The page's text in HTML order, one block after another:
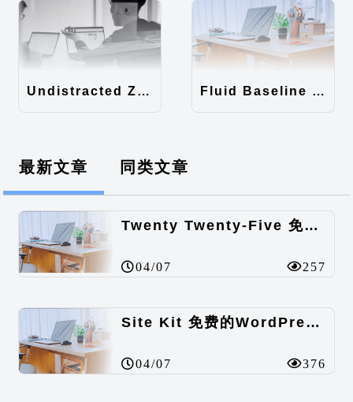
Undistracted Zen主题汉化包 Fluid Baseline Grid主题汉化包
最新文章 同类文章
Twenty Twenty-Five 免费的WordPress内容主题
04/07 257
Site Kit 免费的WordPress数据统计插件
04/07 376